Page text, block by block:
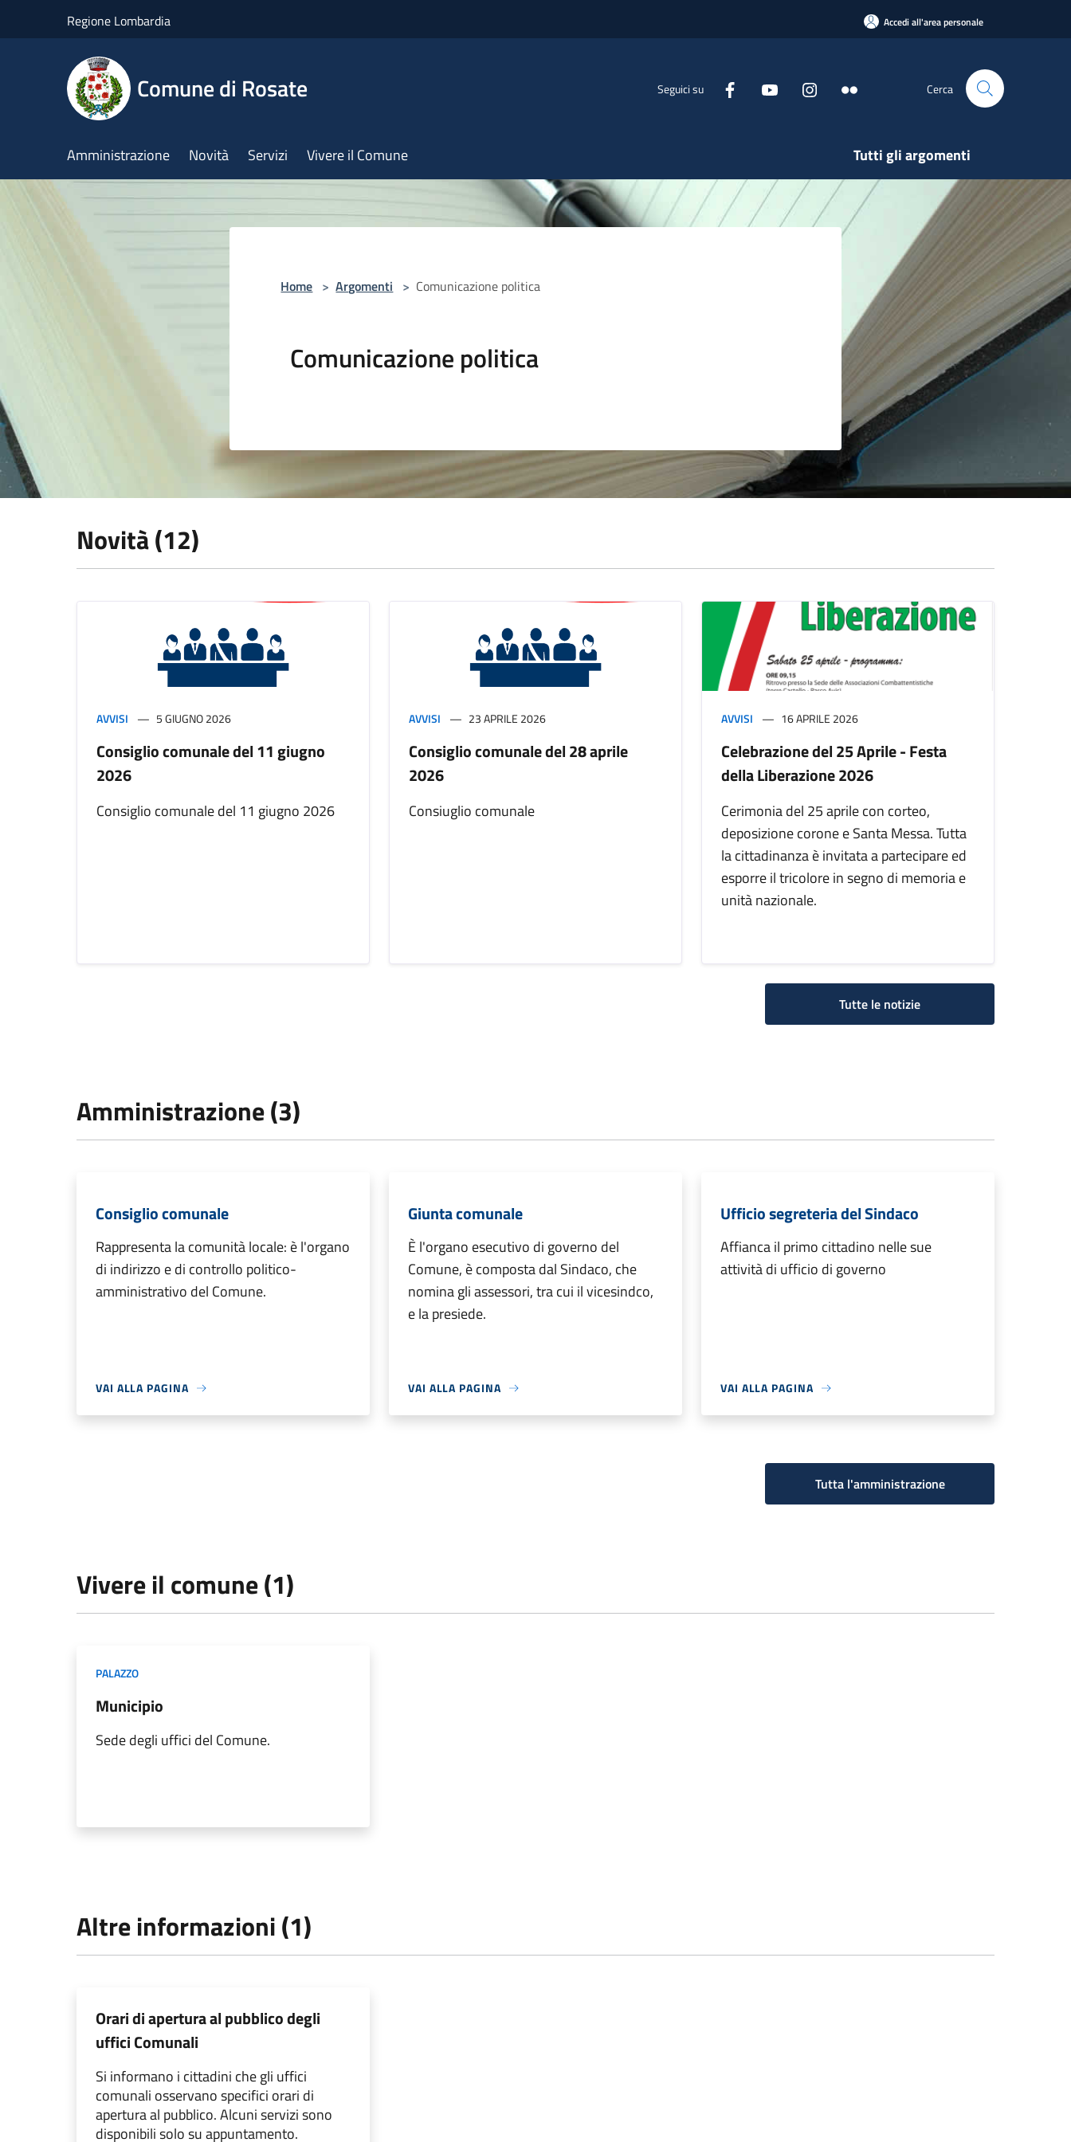
Regione Lombardia Accedi all'area personale
Comune di Rosate Seguici su Cerca
Amministrazione Novità Servizi Vivere il Comune Tutti gli argomenti
Home > Argomenti > Comunicazione politica
Comunicazione politica
Novità (12)
AVVISI 5 GIUGNO 2026
Consiglio comunale del 11 giugno
2026
Consiglio comunale del 11 giugno 2026
AVVISI 23 APRILE 2026
Consiglio comunale del 28 aprile
2026
Consiuglio comunale
AVVISI 16 APRILE 2026
Celebrazione del 25 Aprile - Festa
della Liberazione 2026
Cerimonia del 25 aprile con corteo,
deposizione corone e Santa Messa. Tutta
la cittadinanza è invitata a partecipare ed
esporre il tricolore in segno di memoria e
unità nazionale.
Tutte le notizie
Amministrazione (3)
Consiglio comunale
Rappresenta la comunità locale: è l'organo
di indirizzo e di controllo politico-
amministrativo del Comune.
VAI ALLA PAGINA
Giunta comunale
È l'organo esecutivo di governo del
Comune, è composta dal Sindaco, che
nomina gli assessori, tra cui il vicesindco,
e la presiede.
VAI ALLA PAGINA
Ufficio segreteria del Sindaco
Affianca il primo cittadino nelle sue
attività di ufficio di governo
VAI ALLA PAGINA
Tutta l'amministrazione
Vivere il comune (1)
PALAZZO
Municipio
Sede degli uffici del Comune.
Altre informazioni (1)
Orari di apertura al pubblico degli
uffici Comunali
Si informano i cittadini che gli uffici
comunali osservano specifici orari di
apertura al pubblico. Alcuni servizi sono
disponibili solo su appuntamento.